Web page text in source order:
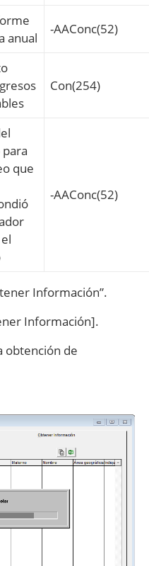
anual
-AAConc(52)
Con(254)
que
-AAConc(52)
Información”.
Información].
obtención de